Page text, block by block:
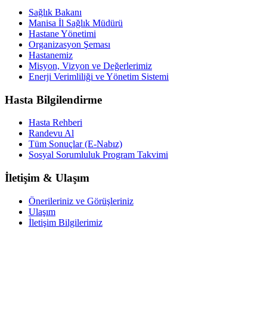
Sağlık Bakanı
Manisa İl Sağlık Müdürü
Hastane Yönetimi
Organizasyon Şeması
Hastanemiz
Misyon, Vizyon ve Değerlerimiz
Enerji Verimliliği ve Yönetim Sistemi
Hasta Bilgilendirme
Hasta Rehberi
Randevu Al
Tüm Sonuçlar (E-Nabız)
Sosyal Sorumluluk Program Takvimi
İletişim & Ulaşım
Önerileriniz ve Görüşleriniz
Ulaşım
İletişim Bilgilerimiz